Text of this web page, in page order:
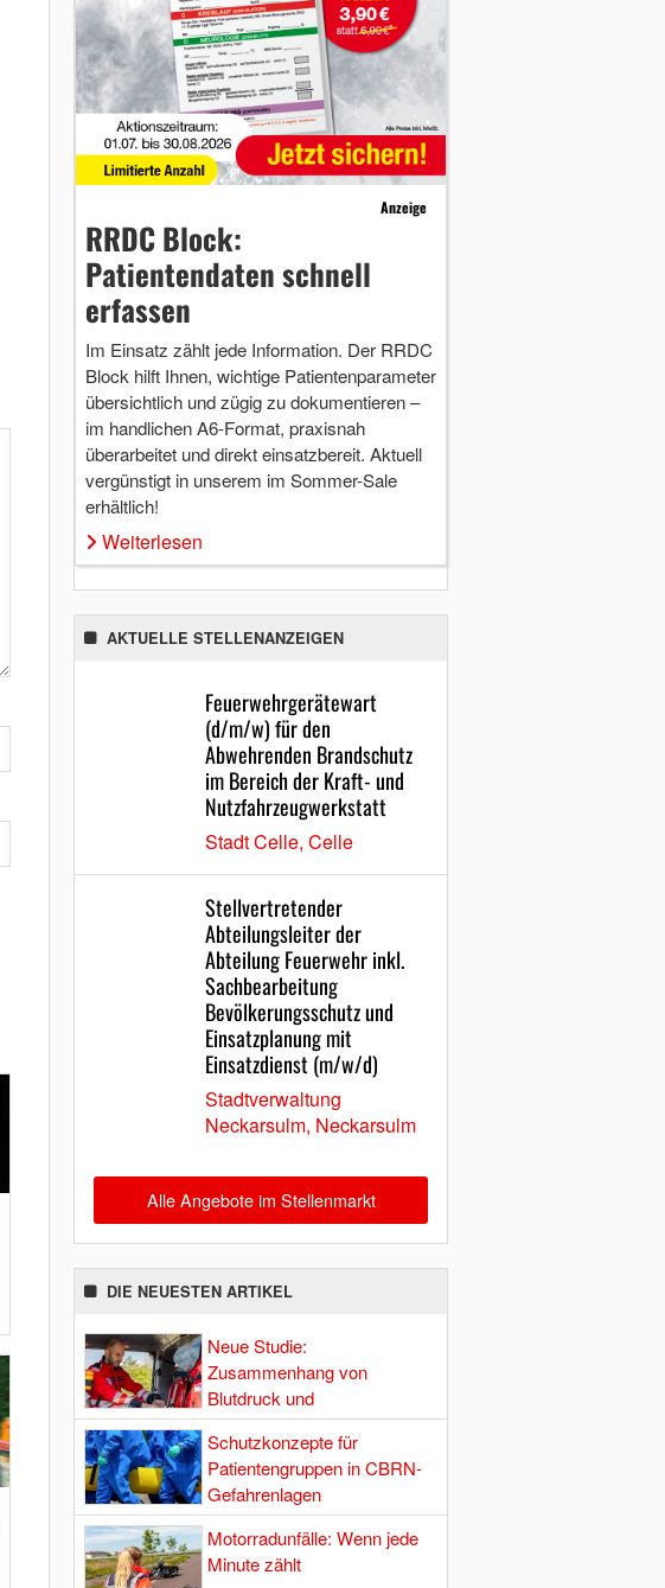
Anzeige
RRDC Block:
Patientendaten schnell
erfassen
Im Einsatz zählt jede Information. Der RRDC
Block hilft Ihnen, wichtige Patientenparameter
übersichtlich und zügig zu dokumentieren –
im handlichen A6-Format, praxisnah
überarbeitet und direkt einsatzbereit. Aktuell
vergünstigt in unserem im Sommer-Sale
erhältlich!
Weiterlesen
AKTUELLE STELLENANZEIGEN
Feuerwehrgerätewart
(d/m/w) für den
Abwehrenden Brandschutz
im Bereich der Kraft- und
Nutzfahrzeugwerkstatt
Stadt Celle, Celle
Stellvertretender
Abteilungsleiter der
Abteilung Feuerwehr inkl.
Sachbearbeitung
Bevölkerungsschutz und
Einsatzplanung mit
Einsatzdienst (m/w/d)
Stadtverwaltung
Neckarsulm, Neckarsulm
Alle Angebote im Stellenmarkt
DIE NEUESTEN ARTIKEL
Neue Studie:
Zusammenhang von
Blutdruck und
Hirndurchblutung
Schutzkonzepte für
Patientengruppen in CBRN-
Gefahrenlagen
Motorradunfälle: Wenn jede
Minute zählt